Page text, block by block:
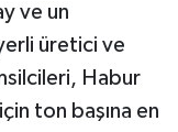
ve un
üretici ve
Habur
ton başına en